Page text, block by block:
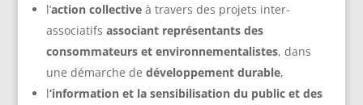
l’action collectiveà travers des projets inter-
associatifs associant représentants des
consommateurs et environnementalistes, dans
une démarche de développement durable,
l’information et la sensibilisation du public et des